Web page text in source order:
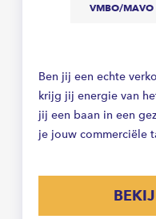
VMBO/MAVO
Ben jij een echte
krijg jij energie van
jij een baan in een
je jouw commerciële